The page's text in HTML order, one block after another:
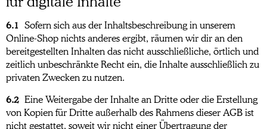
6.1 Sofern sich aus der Inhaltsbeschreibung in unserem
Online-Shop nichts anderes ergibt, räumen wir dir an den
bereitgestellten Inhalten das nicht ausschließliche, örtlich und
zeitlich unbeschränkte Recht ein, die Inhalte ausschließlich zu
privaten Zwecken zu nutzen.
6.2 Eine Weitergabe der Inhalte an Dritte oder die Erstellung
von Kopien für Dritte außerhalb des Rahmens dieser AGB ist
nicht gestattet, soweit wir nicht einer Übertragung der